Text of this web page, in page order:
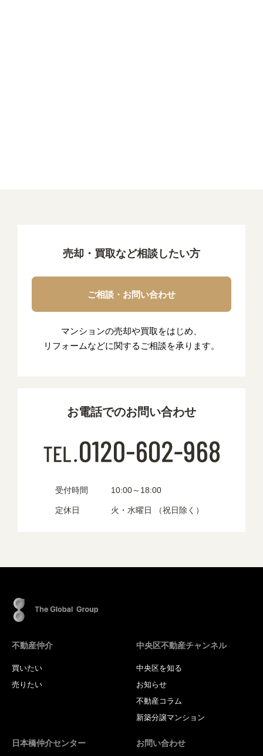
売却・買取など相談したい方
ご相談・お問い合わせ
マンションの売却や買取をはじめ、
リフォームなどに関するご相談を承ります。
お電話でのお問い合わせ
受付時間 10:00～18:00
定休日 火・水曜日 （祝日除く）
不動産仲介
買いたい
売りたい
中央区不動産チャンネル
中央区を知る
お知らせ
不動産コラム
新築分譲マンション
日本橋仲介センター お問い合わせ